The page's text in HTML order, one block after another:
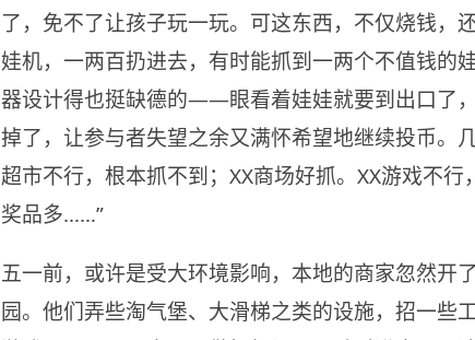
了，免不了让孩子玩一玩。可这东西，不仅烧钱，
娃机，一两百扔进去，有时能抓到一两个不值钱的
器设计得也挺缺德的——眼看着娃娃就要到出口了
掉了，让参与者失望之余又满怀希望地继续投币。
超市不行，根本抓不到；XX商场好抓。XX游戏不
奖品多……”
五一前，或许是受大环境影响，本地的商家忽然开
园。他们弄些淘气堡、大滑梯之类的设施，招一些